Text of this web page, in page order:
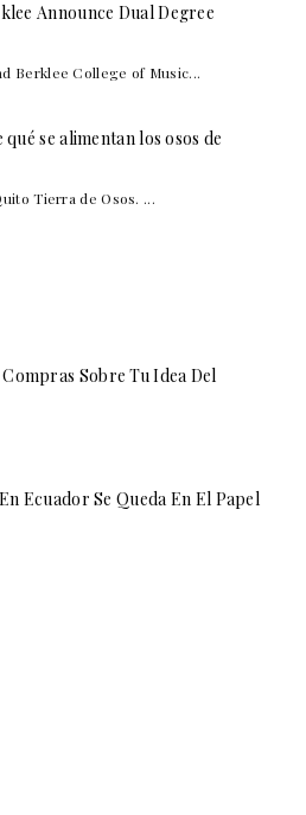
Announce Dual Degree
Berklee College of Music...
se alimentan los osos de
Tierra de Osos. ...
Sobre Tu Idea Del
Ecuador Se Queda En El Papel